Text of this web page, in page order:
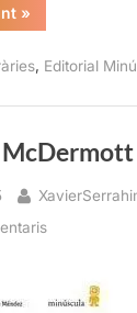
“Citacions
literàries
Alice
McDermott”
»
Editorial
McDermott
By
a
McDermott